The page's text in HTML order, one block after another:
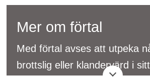
Mer om förtal
Med förtal avses att utpeka
brottslig eller klandervärd i